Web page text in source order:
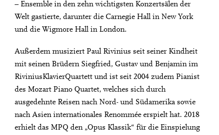
– Ensemble in den zehn wichtigsten Konzertsälen der
Welt gastierte, darunter die Carnegie Hall in New York
und die Wigmore Hall in London.
Außerdem musiziert Paul Rivinius seit seiner Kindheit
mit seinen Brüdern Siegfried, Gustav und Benjamin im
RiviniusKlavierQuartett und ist seit 2004 zudem Pianist
des Mozart Piano Quartet, welches sich durch
ausgedehnte Reisen nach Nord- und Südamerika sowie
nach Asien internationales Renommée erspielt hat. 2018
erhielt das MPQ den „Opus Klassik“ für die Einspielung